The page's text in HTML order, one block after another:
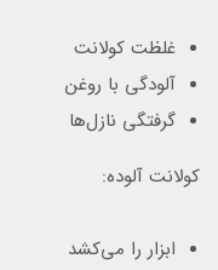
غلظت کولانت
آلودگی با روغن
گرفتگی نازل‌ها
کولانت آلوده:
ابزار را می‌کشد